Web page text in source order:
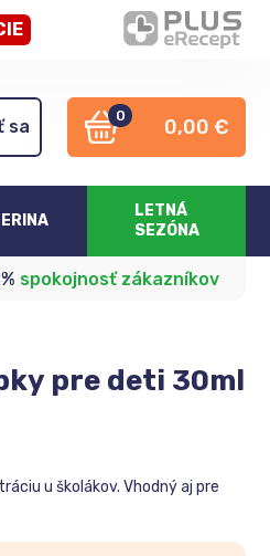
sa
0 0,00 €
LETNÁ
SEZÓNA
spokojnosť zákazníkov
pre deti 30ml
u školákov. Vhodný aj pre